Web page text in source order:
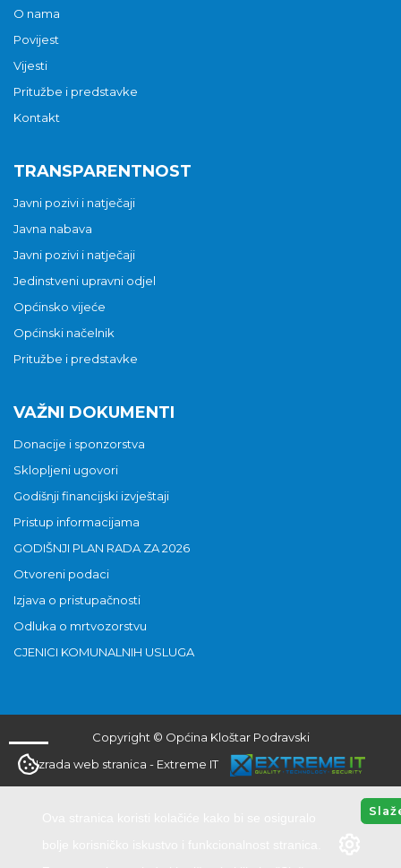
O nama
Povijest
Vijesti
Pritužbe i predstavke
Kontakt
TRANSPARENTNOST
Javni pozivi i natječaji
Javna nabava
Javni pozivi i natječaji
Jedinstveni upravni odjel
Općinsko vijeće
Općinski načelnik
Pritužbe i predstavke
VAŽNI DOKUMENTI
Donacije i sponzorstva
Sklopljeni ugovori
Godišnji financijski izvještaji
Pristup informacijama
GODIŠNJI PLAN RADA ZA 2026
Otvoreni podaci
Izjava o pristupačnosti
Odluka o mrtvozorstvu
CJENICI KOMUNALNIH USLUGA
Copyright © Općina Kloštar Podravski
Izrada web stranica - Extreme IT